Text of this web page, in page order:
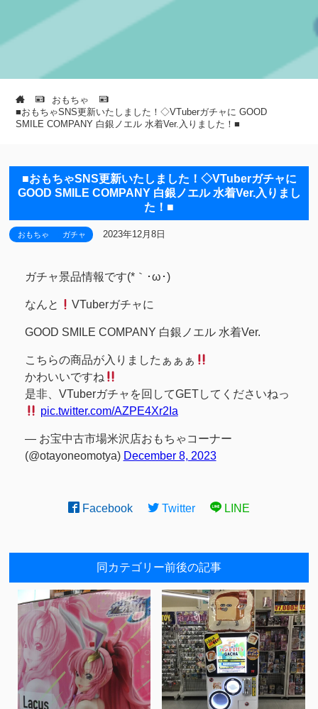
おもちゃ
■おもちゃSNS更新いたしました！◇VTuberガチャに GOOD
SMILE COMPANY 白銀ノエル 水着Ver.入りました！■
■おもちゃSNS更新いたしました！◇VTuberガチャに
GOOD SMILE COMPANY 白銀ノエル 水着Ver.入りまし
た！■
おもちゃ ガチャ 2023年12月8日
ガチャ景品情報です(*｀･ω･)ゞ
なんと VTuberガチャに
GOOD SMILE COMPANY 白銀ノエル 水着Ver.
こちらの商品が入りましたぁぁぁ
かわいいですね
是非、VTuberガチャを回してGETしてくださいねっ
pic.twitter.com/AZPE4Xr2Ia
— お宝中古市場米沢店おもちゃコーナー
(@otayoneomotya) December 8, 2023
Facebook Twitter LINE
同カテゴリー前後の記事